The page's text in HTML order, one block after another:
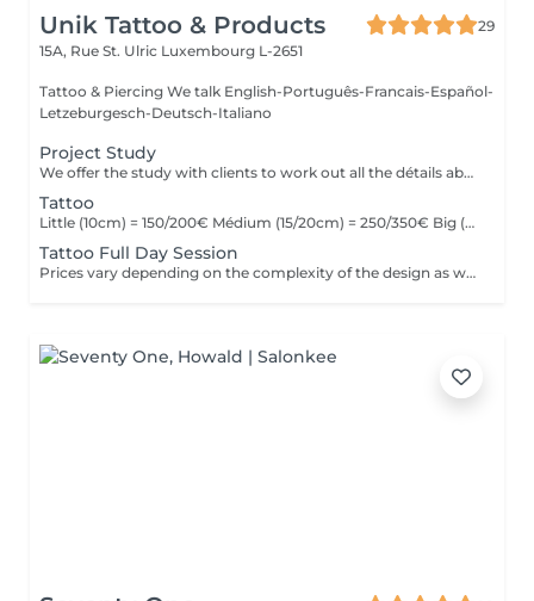
Unik Tattoo & Products
29
15A, Rue St. Ulric Luxembourg L-2651
Tattoo & Piercing We talk English-Português-Francais-Español-
Letzeburgesch-Deutsch-Italiano
Project Study
We offer the study with clients to work out all the détails about their tattoo.
Tattoo
Little (10cm) = 150/200€ Médium (15/20cm) = 250/350€ Big (25cm/+) = start at 400€ Custom quotes per project! The prices vary depending on the complexity of the design as well as the área to be tattoed!
Tattoo Full Day Session
Prices vary depending on the complexity of the design as well as the área to be tattoed.